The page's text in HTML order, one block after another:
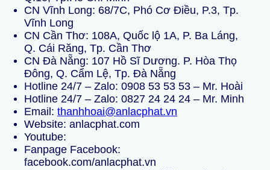
CN Vĩnh Long: 68/7C, Phó Cơ Điều, P.3, Tp.
Vĩnh Long
CN Cần Thơ: 108A, Quốc lộ 1A, P. Ba Láng,
Q. Cái Răng, Tp. Cần Thơ
CN Đà Nẵng: 107 Hồ Sĩ Dương. P. Hòa Thọ
Đông, Q. Cẩm Lệ, Tp. Đà Nẵng
Hotline 24/7 – Zalo: 0908 53 53 53 – Mr. Hoài
Hotline 24/7 – Zalo: 0827 24 24 24 – Mr. Minh
Email: thanhhoai@anlacphat.vn
Website: anlacphat.com
Youtube:
Fanpage Facebook:
facebook.com/anlacphat.vn